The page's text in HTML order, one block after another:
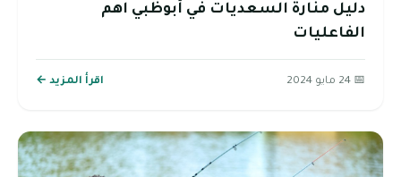
دليل منارة السعديات في أبوظبي اهم
الفاعليات
📅 24 مايو 2024 اقرأ المزيد ←